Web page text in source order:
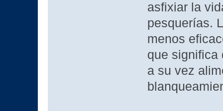
asfixiar la
pesquerías.
menos
que significa
a su vez